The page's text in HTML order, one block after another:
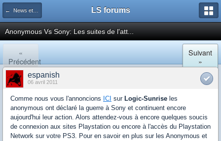
← News et actualités postées sur LS LS forums
Anonymous Vs Sony: Les suites de l'att...
«
Précédent
Suivant
»
espanish
06 avril 2011
Comme nous vous l'annoncions ICI sur Logic-Sunrise les
anonymous ont déclaré la guerre à Sony et continuent encore
aujourd'hui leur action. Alors attendez-vous à encore quelques soucis
de connexion aux sites Playstation ou encore à l'accès du Playstation
Network sur votre PS3. Pour en savoir en plus sur les Anonymous et